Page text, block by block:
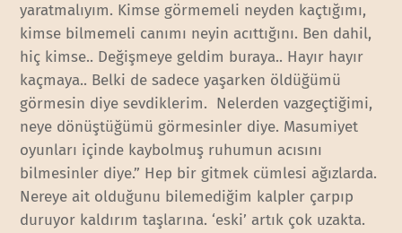
yaratmalıyım. Kimse görmemeli neyden kaçtığımı,
kimse bilmemeli canımı neyin acıttığını. Ben dahil,
hiç kimse.. Değişmeye geldim buraya.. Hayır hayır
kaçmaya.. Belki de sadece yaşarken öldüğümü
görmesin diye sevdiklerim. Nelerden vazgeçtiğimi,
neye dönüştüğümü görmesinler diye. Masumiyet
oyunları içinde kaybolmuş ruhumun acısını
bilmesinler diye.” Hep bir gitmek cümlesi ağızlarda.
Nereye ait olduğunu bilemediğim kalpler çarpıp
duruyor kaldırım taşlarına. ‘eski’ artık çok uzakta.